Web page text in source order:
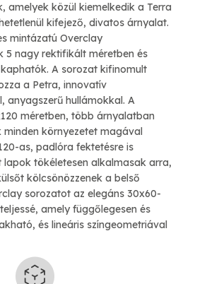
amelyek közül kiemelkedik a Terra
kifejező, divatos árnyalat.
mintázatú Overclay
5 nagy rektifikált méretben és
A sorozat kifinomult
a Petra, innovatív
anyagszerű hullámokkal. A
méretben, több árnyalatban
környezetet magával
as, padlóra fektetésre is
lapok tökéletesen alkalmasak arra,
kölcsönözzenek a belső
sorozatot az elegáns 30x60-
amely függőlegesen és
és lineáris színgeometriával